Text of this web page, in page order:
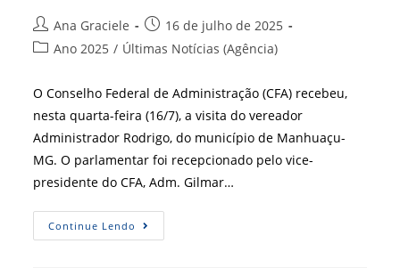
Autor
do
Ana Graciele
Post
publicado:
16 de julho de 2025
Categoria
post:
Ano 2025 / Últimas Notícias (Agência)
O Conselho Federal de Administração (CFA) recebeu,
nesta quarta-feira (16/7), a visita do vereador
Administrador Rodrigo, do município de Manhuaçu-
MG. O parlamentar foi recepcionado pelo vice-
presidente do CFA, Adm. Gilmar…
Continue Lendo Vereador
Administrador